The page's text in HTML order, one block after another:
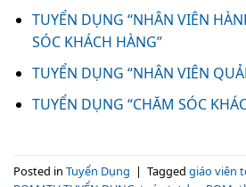
TUYỂN DỤNG “NHÂN VIÊN
SÓC KHÁCH HÀNG”
TUYỂN DỤNG “NHÂN VIÊN
TUYỂN DỤNG “CHĂM SÓC
Posted in Tuyển Dụng | Tagged giáo viên